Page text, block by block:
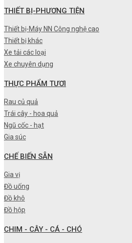
THIẾT BỊ-PHƯƠNG TIỆN
Thiết bị-Máy NN Công nghệ cao
Thiết bị khác
Xe tải các loại
Xe chuyên dụng
THỰC PHẨM TƯƠI
Rau củ quả
Trái cây - hoa quả
Ngũ cốc - hạt
Gia súc
CHẾ BIẾN SẴN
Gia vị
Đồ uống
Đồ khô
Đồ hộp
CHIM - CÂY - CÁ - CHÓ